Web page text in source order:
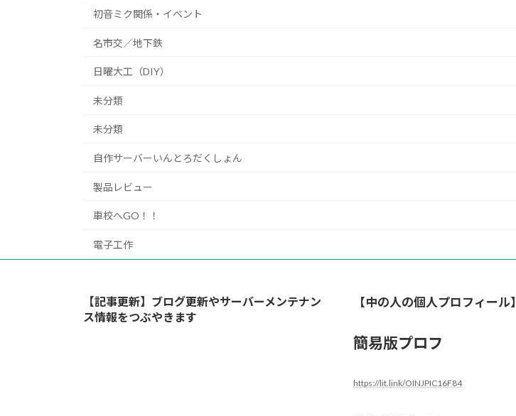
初音ミク関係・イベント
名市交／地下鉄
日曜大工（DIY）
未分類
未分類
自作サーバーいんとろだくしょん
製品レビュー
車校へGO！！
電子工作
【記事更新】ブログ更新やサーバーメンテナン
ス情報をつぶやきます
【中の人の個人プロフィール】
簡易版プロフ
https://lit.link/OINJPIC16F84